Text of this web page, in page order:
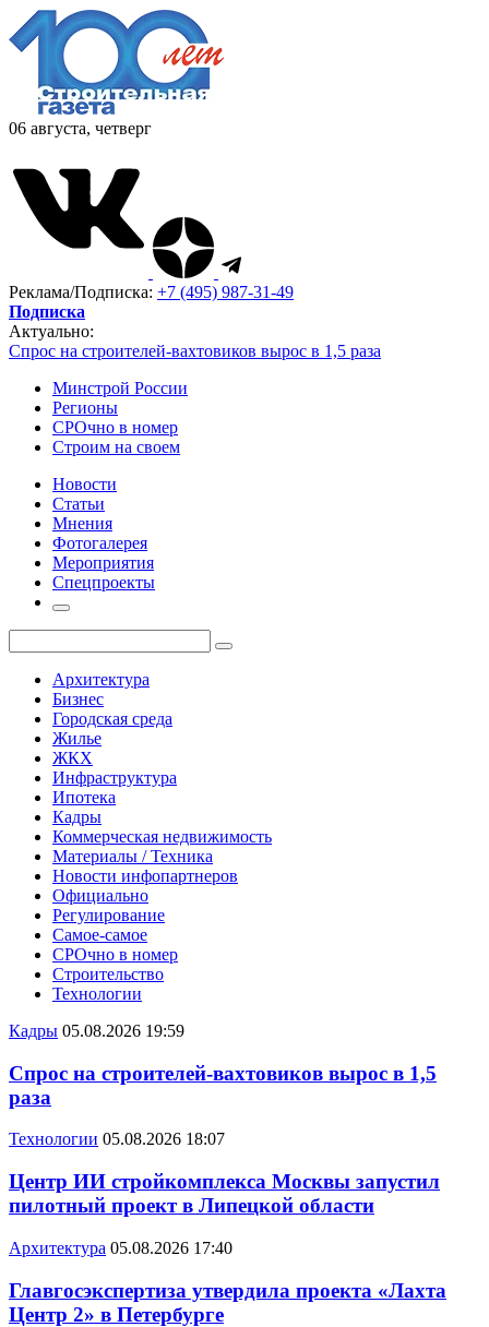
06 августа, четверг
Реклама/Подписка: +7 (495) 987-31-49
Подписка
Актуально:
Спрос на строителей-вахтовиков вырос в 1,5 раза
Минстрой России
Регионы
СРОчно в номер
Строим на своем
Новости
Статьи
Мнения
Фотогалерея
Мероприятия
Спецпроекты
Архитектура
Бизнес
Городская среда
Жилье
ЖКХ
Инфраструктура
Ипотека
Кадры
Коммерческая недвижимость
Материалы / Техника
Новости инфопартнеров
Официально
Регулирование
Самое-самое
СРОчно в номер
Строительство
Технологии
Кадры 05.08.2026 19:59
Спрос на строителей-вахтовиков вырос в 1,5
раза
Технологии 05.08.2026 18:07
Центр ИИ стройкомплекса Москвы запустил
пилотный проект в Липецкой области
Архитектура 05.08.2026 17:40
Главгосэкспертиза утвердила проекта «Лахта
Центр 2» в Петербурге